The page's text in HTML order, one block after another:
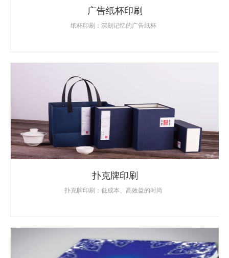
广告纸杯印刷
纸杯印刷：深刻记忆的广告纸杯
扑克牌印刷
扑克牌印刷：低成本、高效益的时尚